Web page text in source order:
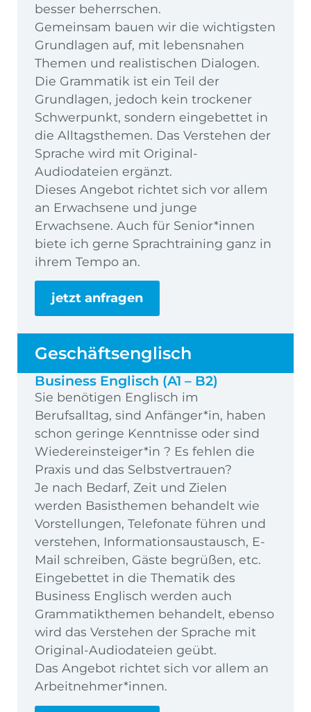
besser beherrschen.
Gemeinsam bauen wir die wichtigsten
Grundlagen auf, mit lebensnahen
Themen und realistischen Dialogen.
Die Grammatik ist ein Teil der
Grundlagen, jedoch kein trockener
Schwerpunkt, sondern eingebettet in
die Alltagsthemen. Das Verstehen der
Sprache wird mit Original-
Audiodateien ergänzt.
Dieses Angebot richtet sich vor allem
an Erwachsene und junge
Erwachsene. Auch für Senior*innen
biete ich gerne Sprachtraining ganz in
ihrem Tempo an.
jetzt anfragen
Geschäftsenglisch
Business Englisch (A1 – B2)
Sie benötigen Englisch im
Berufsalltag, sind Anfänger*in, haben
schon geringe Kenntnisse oder sind
Wiedereinsteiger*in ? Es fehlen die
Praxis und das Selbstvertrauen?
Je nach Bedarf, Zeit und Zielen
werden Basisthemen behandelt wie
Vorstellungen, Telefonate führen und
verstehen, Informationsaustausch, E-
Mail schreiben, Gäste begrüßen, etc.
Eingebettet in die Thematik des
Business Englisch werden auch
Grammatikthemen behandelt, ebenso
wird das Verstehen der Sprache mit
Original-Audiodateien geübt.
Das Angebot richtet sich vor allem an
Arbeitnehmer*innen.